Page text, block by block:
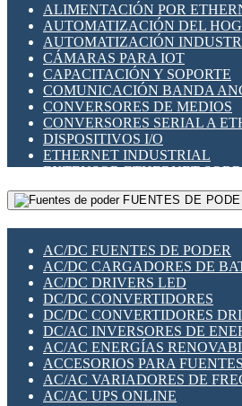
SENSORES INDUCTIVOS
TEMPORIZADORES
VARIACS
VARIADORES DE
SECCIONADORES -
MAQUINARIA
HERRAMIENTAS VARIAS
ILUMINACIÓN LED
INTERRUPTORES REED
INTERFACES DE RELÉ
OTROS RELÉS
PROTECCIÓN TÉRMICA
RELÉS AUTOMOTRICES
RELÉS DE SEÑAL
RELÉS DE ESTADO SÓLIDO
RELÉS INDUSTRIALES
RELÉS MINIATURA DE
SENSORES MAGNÉTICOS
SWITCH Y MICROSWITCH
TARJETAS PI
UNIÓN Y DERIVACIÓN DE
ALIMENTACIÓN POR
AUTOMATIZACIÓN DEL
AUTOMATIZACIÓN
CÁMARAS PARA IOT
CAPACITACIÓN Y SOPORTE
COMUNICACIÓN BANDA
CONVERSORES DE MEDIOS
CONVERSORES SERIAL A
DISPOSITIVOS I/O
ETHERNET INDUSTRIAL
EXTENSOR ETHERNET
GATEWAY LORAWAN
GESTIÓN DE REDES
PLACAS MODULARES IOT
SWITCHES Y REDES WIFI
SOLUCIONES IOT
SOLUCIONES LORAWAN
SOLUCIONES RED CELULAR
SEGURIDAD PARA REDES
SWITCHES LAN
TELEFONÍA IP (VOIP)
VIGILANCIA IP (CCTV)
MESHTASTIC
FUENTES DE
AC/DC FUENTES DE PODER
AC/DC CARGADORES DE
AC/DC DRIVERS LED
DC/DC CONVERTIDORES
DC/DC CONVERTIDORES
DC/AC INVERSORES DE
AC/AC ENERGÍAS
ACCESORIOS PARA FUENTES
AC/AC VARIADORES DE
AC/AC UPS ONLINE